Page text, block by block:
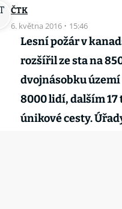
ČTK
6. května 2016 · 15:46
Lesní požár v
rozšířil ze sta na
dvojnásobku území
8000 lidí, dalším 17
únikové cesty.